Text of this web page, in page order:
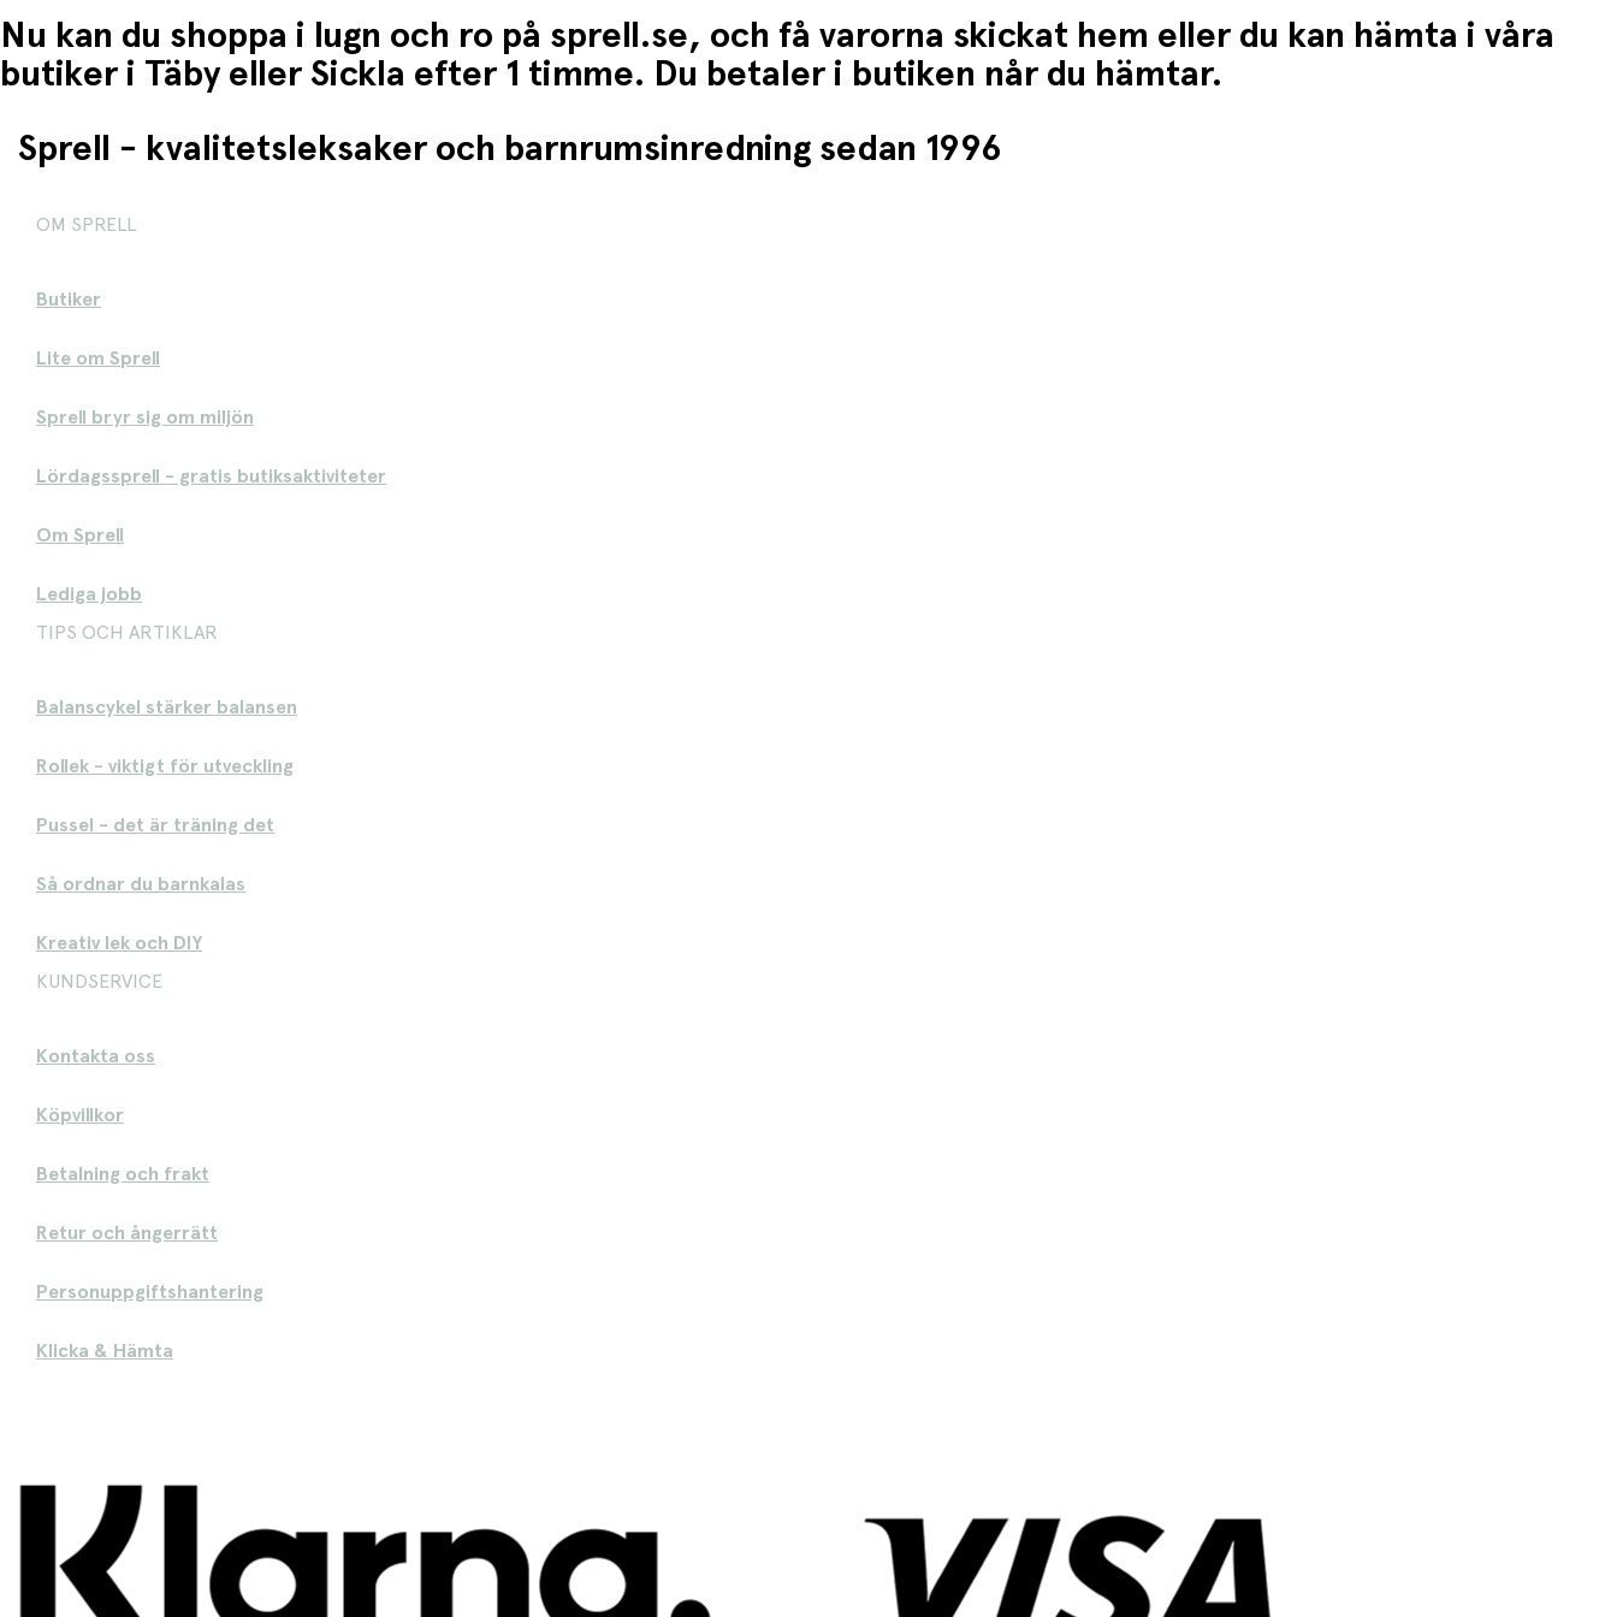
Nu kan du shoppa i lugn och ro på sprell.se, och få varorna skickat hem eller du kan hämta i våra
butiker i Täby eller Sickla efter 1 timme. Du betaler i butiken når du hämtar.
Sprell - kvalitetsleksaker och barnrumsinredning sedan 1996
OM SPRELL
Butiker
Lite om Sprell
Sprell bryr sig om miljön
Lördagssprell - gratis butiksaktiviteter
Om Sprell
Lediga jobb
TIPS OCH ARTIKLAR
Balanscykel stärker balansen
Rollek - viktigt för utveckling
Pussel - det är träning det
Så ordnar du barnkalas
Kreativ lek och DIY
KUNDSERVICE
Kontakta oss
Köpvillkor
Betalning och frakt
Retur och ångerrätt
Personuppgiftshantering
Klicka & Hämta